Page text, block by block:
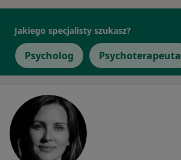
Jakiego specjalisty szukasz?
Psycholog Psychoterapeuta